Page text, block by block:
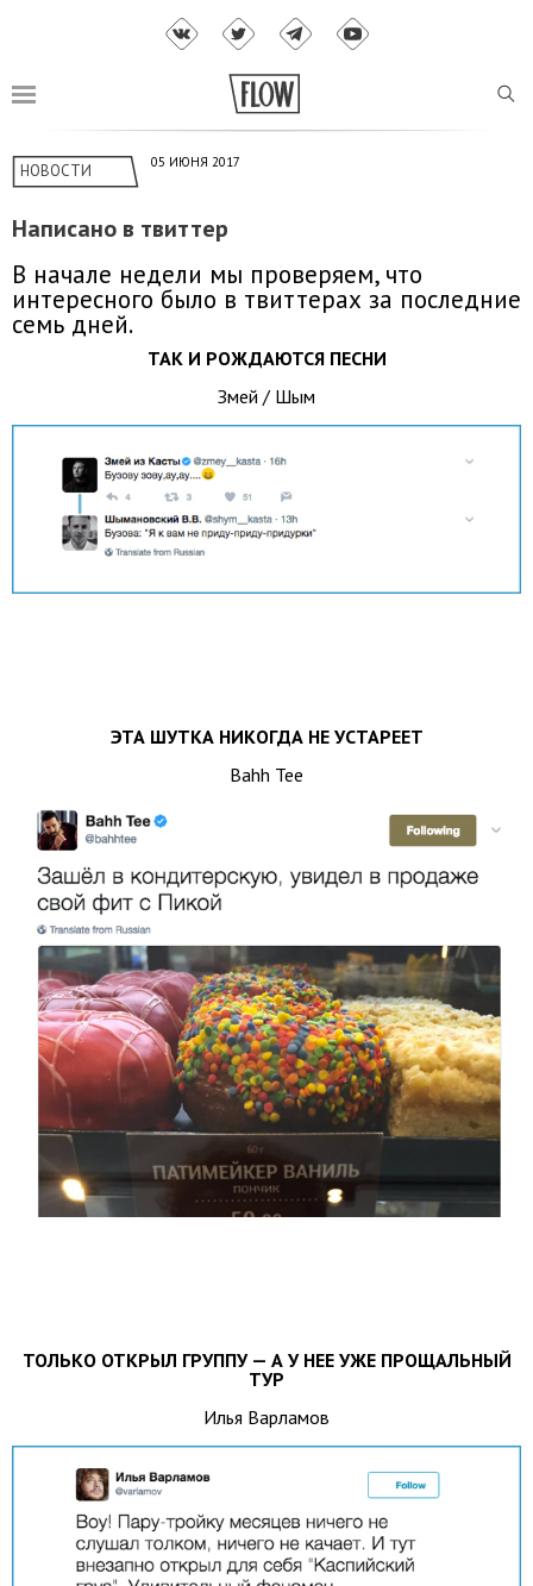
НОВОСТИ 05 ИЮНЯ 2017
Написано в твиттер
В начале недели мы проверяем, что
интересного было в твиттерах за последние
семь дней.
ТАК И РОЖДАЮТСЯ ПЕСНИ
Змей / Шым
ЭТА ШУТКА НИКОГДА НЕ УСТАРЕЕТ
Bahh Tee
ТОЛЬКО ОТКРЫЛ ГРУППУ — А У НЕЕ УЖЕ ПРОЩАЛЬНЫЙ
ТУР
Илья Варламов